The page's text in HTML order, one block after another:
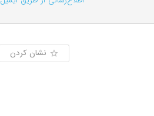
نشان کردن